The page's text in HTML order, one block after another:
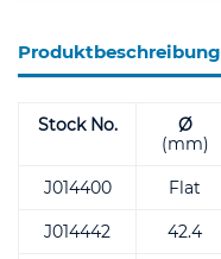
Produktbeschreibung
Stock No.
Ø
(mm)
J014400
Flat
J014442
42.4